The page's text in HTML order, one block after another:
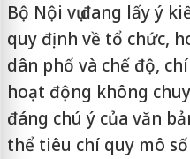
Bộ Nội vụ đang lấy ý
quy định về tổ chức,
dân phố và chế độ,
hoạt động không
đáng chú ý của văn
thể tiêu chí quy mô